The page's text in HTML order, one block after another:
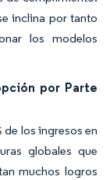
inclina por tanto
los modelos
por Parte
de los ingresos en
globales que
muchos logros